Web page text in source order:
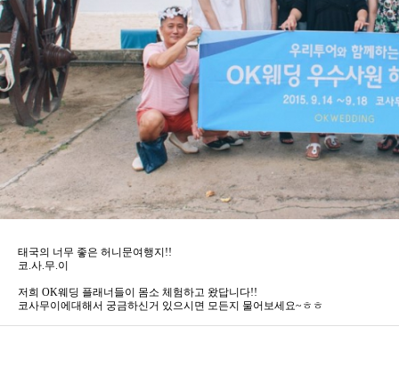
태국의 너무 좋은 허니문여행지!!
코.사.무.이
저희 OK웨딩 플래너들이 몸소 체험하고 왔답니다!!
코사무이에대해서 궁금하신거 있으시면 모든지 물어보세요~ㅎㅎ